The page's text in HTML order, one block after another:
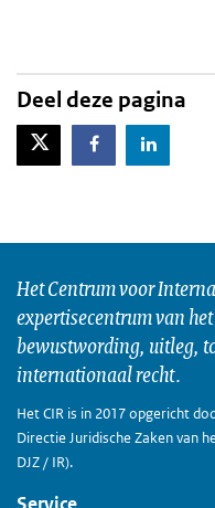
Deel deze pagina
X-TwitterFacebookLinkedIn
Het Centrum voor
expertisecentrum van
bewustwording, uitleg,
internationaal recht.
Het CIR is in 2017 opgericht
Directie Juridische Zaken van
DJZ / IR).
Service